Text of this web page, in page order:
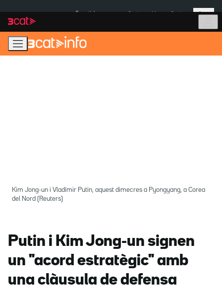
navegació
principal
contingut
Més
Kim Jong-un i Vladímir Putin, aquest dimecres a Pyongyang, a Corea
del Nord (Reuters)
Putin i Kim Jong-un signen
un "acord estratègic" amb
una clàusula de defensa